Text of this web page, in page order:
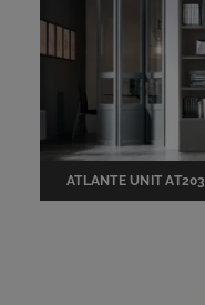
ATLANTE UNIT AT203